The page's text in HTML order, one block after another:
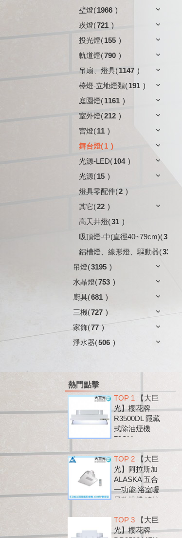
壁燈(1966 )
崁燈(721 )
投光燈(155 )
軌道燈(790 )
吊扇、燈具(1147 )
檯燈-立地燈類(191 )
庭園燈(1161 )
室外燈(212 )
宮燈(11 )
舞台燈(1 )
光源-LED(104 )
光源(15 )
燈具零配件(2 )
其它(22 )
高天井燈(31 )
吸頂燈-中(直徑40~79cm)(3
鋁槽燈、線形燈、驅動器(33
吊燈(3195 )
水晶燈(753 )
廚具(681 )
三機(727 )
家飾(77 )
淨水器(506 )
熱門點擊
TOP 1
【大巨
光】櫻花牌
R3500DL 隱藏
式除油煙機
79CM
TOP 2【大巨
光】阿拉斯加
ALASKA 五合
一功能 浴室暖
風乾燥機 遙控
TOP 3【大巨
光】櫻花牌